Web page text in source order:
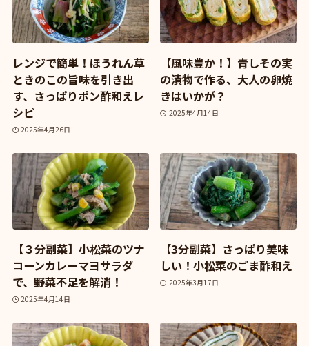
レンジで簡単！ほうれん草
ときのこの旨味を引き出
す、さっぱりポン酢和えレ
シピ
2025年4月26日
【風味豊か！】青しその実
の漬物で作る、大人の卵焼
きはいかが？
2025年4月14日
【３分副菜】小松菜のツナ
コーンカレーマヨサラダ
で、野菜不足を解消！
2025年4月14日
【3分副菜】さっぱり美味
しい！小松菜のごま酢和え
2025年3月17日